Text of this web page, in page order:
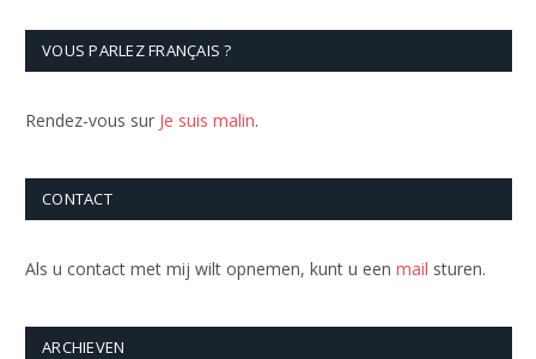
VOUS PARLEZ FRANÇAIS ?
Rendez-vous sur Je suis malin.
CONTACT
Als u contact met mij wilt opnemen, kunt u een mail sturen.
ARCHIEVEN